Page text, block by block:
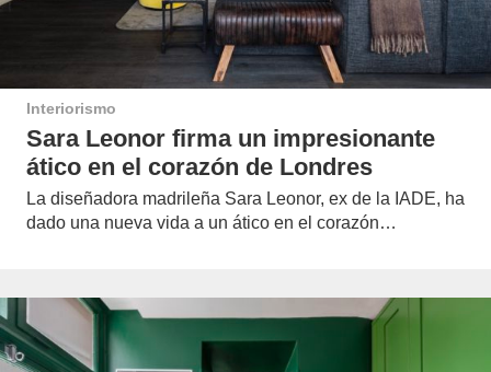
Interiorismo
Sara Leonor firma un impresionante
ático en el corazón de Londres
La diseñadora madrileña Sara Leonor, ex de la IADE, ha
dado una nueva vida a un ático en el corazón…